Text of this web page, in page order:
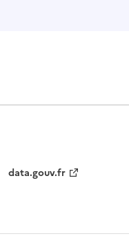
data.gouv.fr